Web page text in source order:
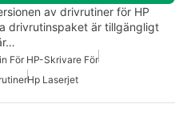
av drivrutiner för HP
drivrutinspaket är tillgängligt
För HP-Skrivare För
Hp Laserjet